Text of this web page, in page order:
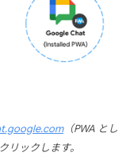
（PWA とし
リックします。